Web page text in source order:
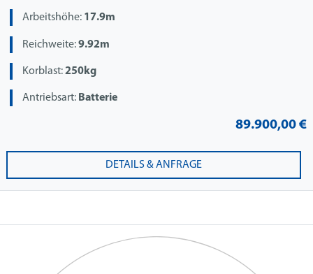
Arbeitshöhe: 17.9m
Reichweite:9.92m
Korblast:250kg
Antriebsart: Batterie
89.900,00 €
DETAILS & ANFRAGE